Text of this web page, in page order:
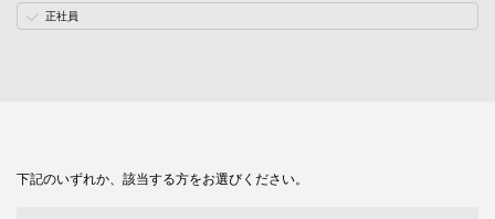
正社員
下記のいずれか、該当する方をお選びください。